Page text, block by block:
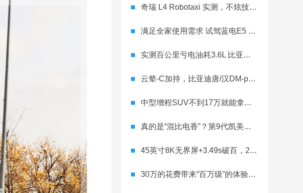
奇瑞 L4 Robotaxi 实测，不炫技只落地
满足全家使用需求 试驾蓝电E5 PLUS长续航版
实测百公里亏电油耗3.6L 比亚迪宋L DM-i不仅仅颜值在线
云辇-C加持，比亚迪唐/汉DM-p战神版诠释如何可快可野
中型增程SUV不到17万就能拿下 新款零跑C11到底有多顶？
真的是“混比电香”？第9代凯美瑞全是“心机”
45英寸8K无界屏+3.49s破百，22.88万的银河E8性能版有多能打？
30万的花费带来“百万级”的体验？全球首款标配800V的MPV是如何做到的